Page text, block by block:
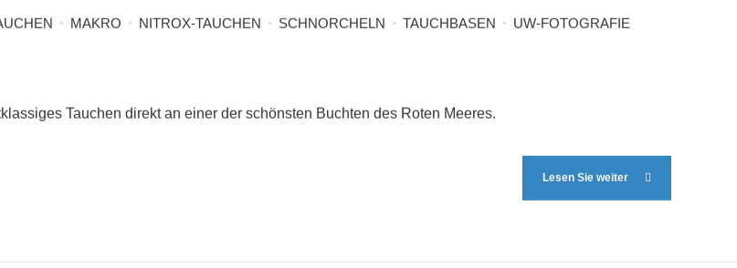
MAKRO NITROX-TAUCHEN SCHNORCHELN TAUCHBASEN UW-FOTOGRAFIE
Tauchen direkt an einer der schönsten Buchten des Roten Meeres.
Lesen Sie weiter